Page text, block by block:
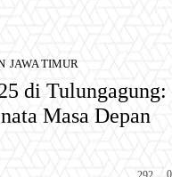
JAWA TIMUR
di Tulungagung:
Masa Depan
0